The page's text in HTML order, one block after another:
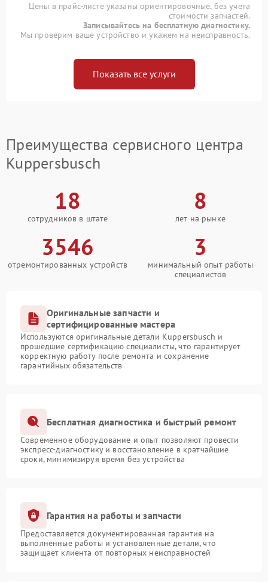
Цены в прайс-листе указаны ориентировочные, без учета
стоимости запчастей.
Записывайтесь на бесплатную диагностику.
Мы проверим ваше устройство и укажем на неисправность.
Показать все услуги
Преимущества сервисного центра
Kuppersbusch
18
сотрудников в штате
8
лет на рынке
3546
отремонтированных устройств
3
минимальный опыт работы
специалистов
Оригинальные запчасти и
сертифицированные мастера
Используются оригинальные детали Kuppersbusch и
прошедшие сертификацию специалисты, что гарантирует
корректную работу после ремонта и сохранение
гарантийных обязательств
Бесплатная диагностика и быстрый ремонт
Современное оборудование и опыт позволяют провести
экспресс-диагностику и восстановление в кратчайшие
сроки, минимизируя время без устройства
Гарантия на работы и запчасти
Предоставляется документированная гарантия на
выполненные работы и установленные детали, что
защищает клиента от повторных неисправностей